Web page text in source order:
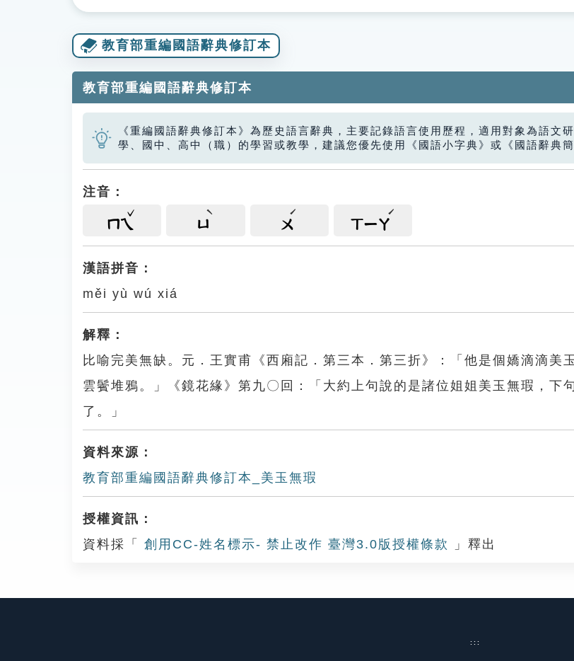
教育部重編國語辭典修訂本
教育部重編國語辭典修訂本
《重編國語辭典修訂本》為歷史語言辭典，主要記錄語言使用歷程，適用對象為語文
學、國中、高中（職）的學習或教學，建議您優先使用《國語小字典》或《國語辭典簡
注音：
ㄇㄟ ㄩ ㄨ ㄒㄧㄚ
漢語拼音：
měi yù wú xiá
解釋：
比喻完美無缺。元．王實甫《西廂記．第三本．第三折》：「他是個嬌滴滴美
雲鬢堆鴉。」《鏡花緣》第九〇回：「大約上句說的是諸位姐姐美玉無瑕，下
了。」
資料來源：
教育部重編國語辭典修訂本_美玉無瑕
授權資訊：
資料採「
創用CC-姓名標示- 禁止改作 臺灣3.0版授權條款 」釋出
:::